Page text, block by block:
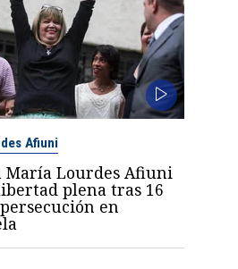
Afiuni
María Lourdes Afiuni
plena tras 16
en